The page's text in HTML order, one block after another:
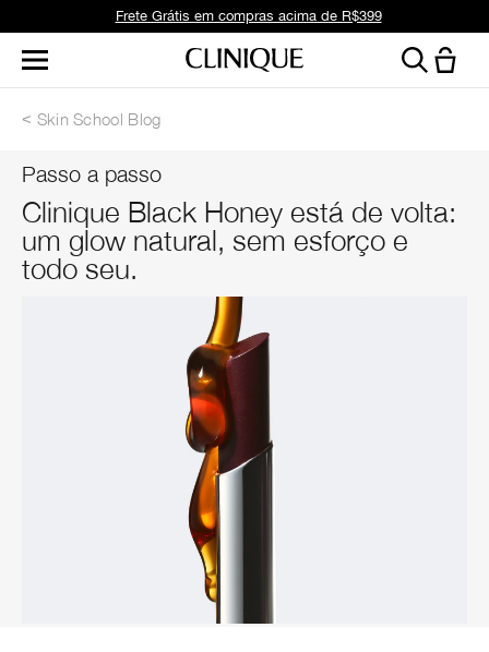
Frete Grátis em compras acima de R$399
Skin School Blog
Passo a passo
Clinique Black Honey está de volta:
um glow natural, sem esforço e
todo seu.